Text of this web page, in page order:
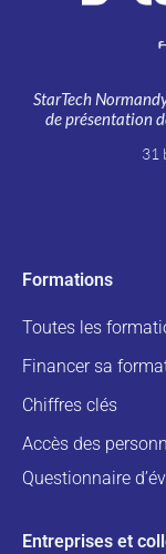
StarTech
de présentation
31
Formations
Toutes les
Financer sa
Chiffres clés
Accès des
Questionnaire
Entreprises et